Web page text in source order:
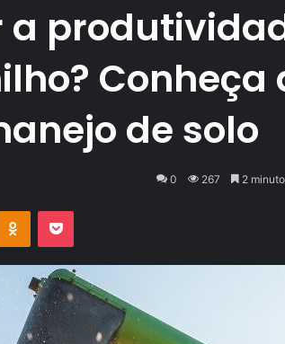
a
Conheça
de solo
0 267 2
OK Pocket